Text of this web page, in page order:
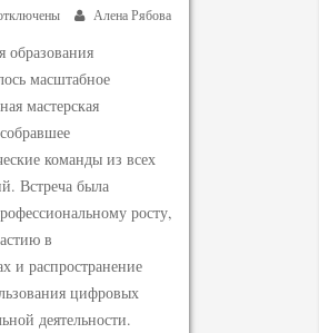
Алена Рябова
образования
масштабное
мастерская
команды из всех
Встреча была
росту,
в
и распространение
цифровых
деятельности.